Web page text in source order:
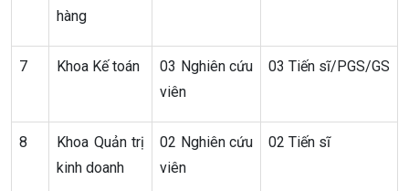
hàng
7 Khoa Kế toán
03 Nghiên cứu
viên
03 Tiến sĩ/PGS/GS
8
Khoa Quản trị
kinh doanh
02 Nghiên cứu
viên
02 Tiến sĩ